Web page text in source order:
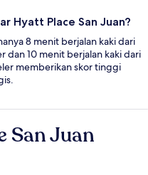
Hyatt Place San Juan?
8 menit berjalan kaki dari
dan 10 menit berjalan kaki dari
memberikan skor tinggi
San Juan